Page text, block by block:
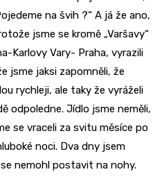
na švih ?“ A já že ano,
jsme se kromě „Varšavy“
Karlovy Vary- Praha, vyrazili
jsme jaksi zapomněli, že
rychleji, ale taky že vyráželi
odpoledne. Jídlo jsme neměli,
se vraceli za svitu měsíce po
noci. Dva dny jsem
nemohl postavit na nohy.